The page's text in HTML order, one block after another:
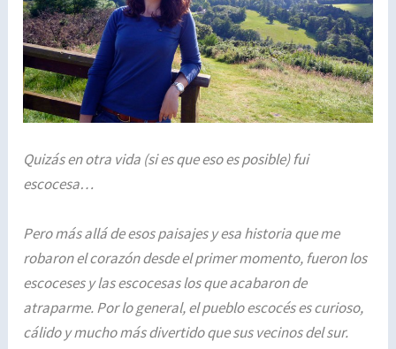
Quizás en otra vida (si es que eso es posible) fui
escocesa…
Pero más allá de esos paisajes y esa historia que me
robaron el corazón desde el primer momento, fueron los
escoceses y las escocesas los que acabaron de
atraparme. Por lo general, el pueblo escocés es curioso,
cálido y mucho más divertido que sus vecinos del sur.